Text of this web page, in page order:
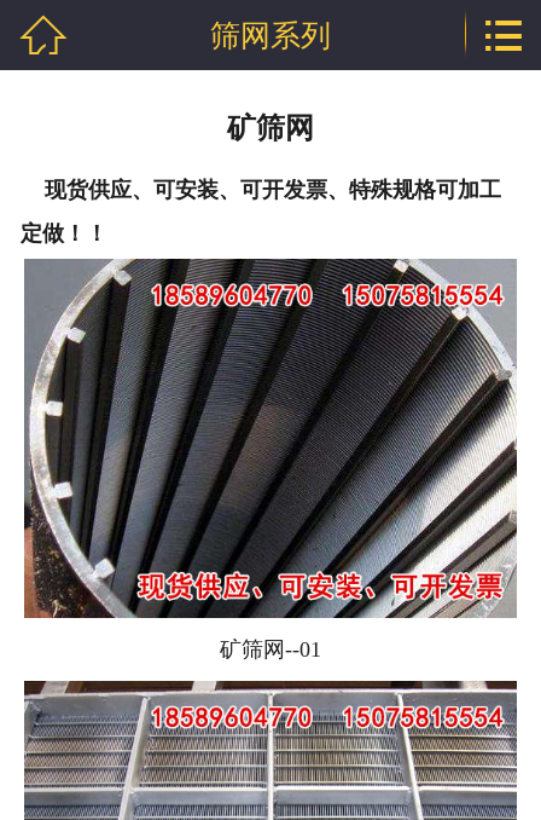
技术文章
企业资质
联系我们
 筛网系列 
矿筛网
现货供应、可安装、可开发票、特殊规格可加工
定做！！
矿筛网--01